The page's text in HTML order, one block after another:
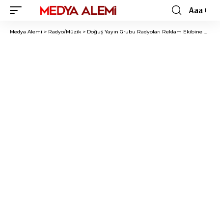
Font
Resizer
Aaa
Medya Alemi > Radyo/Müzik > Doğuş Yayın Grubu Radyoları Reklam Ekibine Anlamlı Ödül